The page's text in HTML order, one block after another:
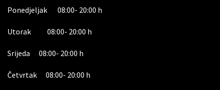
Ponedjeljak 08:00- 20:00 h
Utorak 08:00- 20:00 h
Srijeda 08:00- 20:00 h
Četvrtak 08:00- 20:00 h